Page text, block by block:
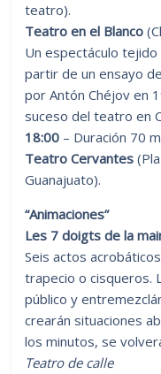
teatro).
Teatro en el Blanco
Un espectáculo
partir de un ensayo
por Antón Chéjov en
suceso del teatro en
18:00 – Duración 70
Teatro Cervantes
Guanajuato).
“Animaciones”
Les 7 doigts de la
Seis actos
trapecio o cisqueros.
público y
crearán situaciones
los minutos, se
Teatro de calle